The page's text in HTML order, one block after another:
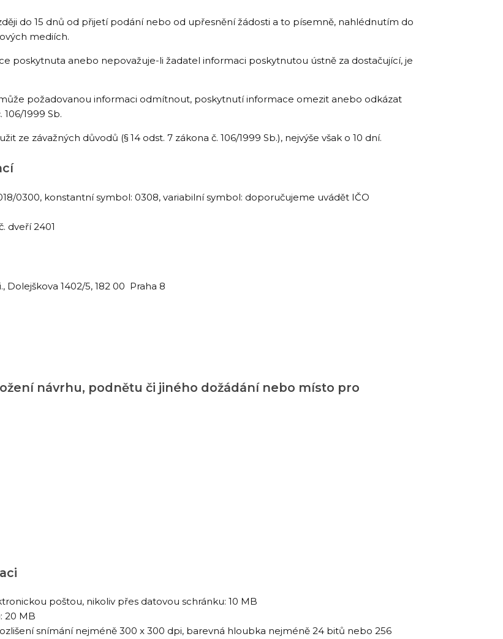
do 15 dnů od přijetí podání nebo od upřesnění žádosti a to písemně, nahlédnutím do
mediích.
poskytnuta anebo nepovažuje-li žadatel informaci poskytnutou ústně za dostačující, je
požadovanou informaci odmítnout, poskytnutí informace omezit anebo odkázat
1999 Sb.
závažných důvodů (§ 14 odst. 7 zákona č. 106/1999 Sb.), nejvýše však o 10 dní.
0300, konstantní symbol: 0308, variabilní symbol: doporučujeme uvádět IČO
dveří 2401
Dolejškova 1402/5, 182 00 Praha 8
návrhu, podnětu či jiného dožádání nebo místo pro
poštou, nikoliv přes datovou schránku: 10 MB
20 MB
snímání nejméně 300 x 300 dpi, barevná hloubka nejméně 24 bitů nebo 256